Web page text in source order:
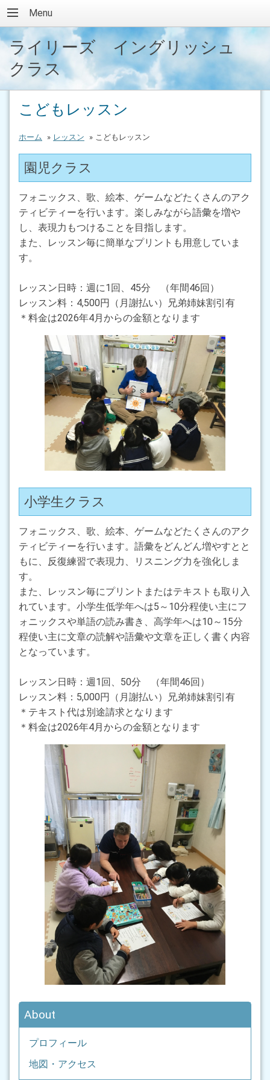
Menu
ライリーズ イングリッシュ
クラス
こどもレッスン
ホーム » レッスン » こどもレッスン
園児クラス
フォニックス、歌、絵本、ゲームなどたくさんのアク
ティビティーを行います。楽しみながら語彙を増や
し、表現力もつけることを目指します。
また、レッスン毎に簡単なプリントも用意していま
す。
レッスン日時：週に1回、45分 （年間46回）
レッスン料：4,500円（月謝払い）兄弟姉妹割引有
＊料金は2026年4月からの金額となります
小学生クラス
フォニックス、歌、絵本、ゲームなどたくさんのアク
ティビティーを行います。語彙をどんどん増やすとと
もに、反復練習で表現力、リスニング力を強化しま
す。
また、レッスン毎にプリントまたはテキストも取り入
れています。小学生低学年へは5～10分程使い主にフ
ォニックスや単語の読み書き、高学年へは10～15分
程使い主に文章の読解や語彙や文章を正しく書く内容
となっています。
レッスン日時：週1回、50分 （年間46回）
レッスン料：5,000円（月謝払い）兄弟姉妹割引有
＊テキスト代は別途請求となります
＊料金は2026年4月からの金額となります
About
プロフィール
地図・アクセス